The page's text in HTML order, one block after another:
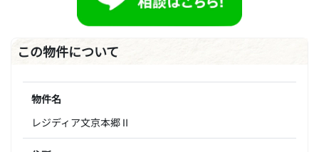
この物件について
物件名
レジディア文京本郷Ⅱ